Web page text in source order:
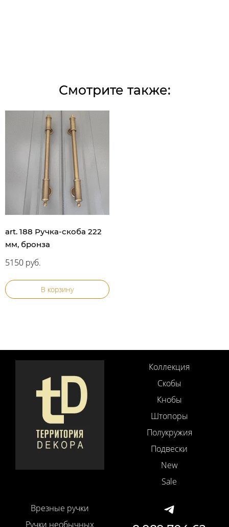
Смотрите также:
art. 188 Ручка-скоба 222
мм, бронза
5150 руб.
В корзину
Коллекция
Скобы
Кнобы
Штопоры
Полукружия
Подвески
New
Sale
Врезные ручки
Ручки необычных